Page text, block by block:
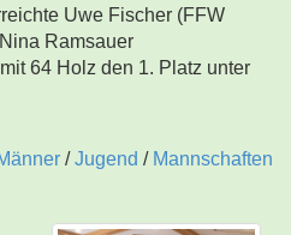
Uwe Fischer (FFW
Ramsauer
64 Holz den 1. Platz unter
/Jugend / Mannschaften